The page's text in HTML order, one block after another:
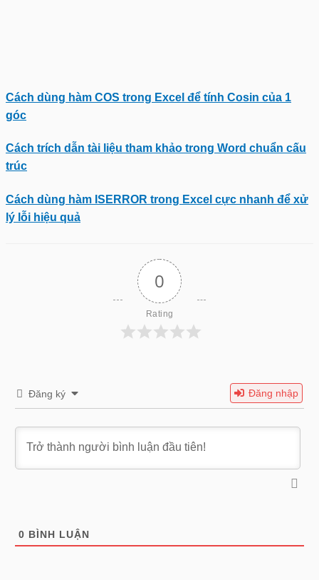
Cách dùng hàm COS trong Excel để tính Cosin của 1
góc
Cách trích dẫn tài liệu tham khảo trong Word chuẩn cấu
trúc
Cách dùng hàm ISERROR trong Excel cực nhanh để xử
lý lỗi hiệu quả
0
Rating
Đăng ký Đăng nhập
0 BÌNH LUẬN